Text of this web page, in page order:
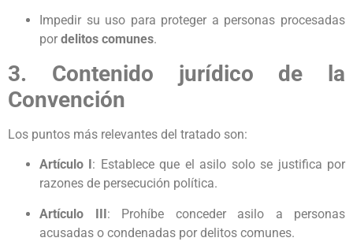
Impedir su uso para proteger a personas procesadas
por delitos comunes.
3. Contenido jurídico de la
Convención
Los puntos más relevantes del tratado son:
Artículo I : Establece que el asilo solo se justifica por
razones de persecución política.
Artículo III: Prohíbe conceder asilo a personas
acusadas o condenadas por delitos comunes.